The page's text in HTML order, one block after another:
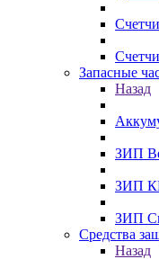
Запасные
Назад
ЗИП
ЗИП
ЗИП
Средства
Назад